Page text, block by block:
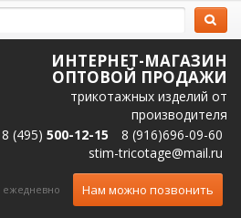
ИНТЕРНЕТ-МАГАЗИН
ОПТОВОЙ ПРОДАЖИ
трикотажных изделий от
производителя
8 (495) 500-12-15
8 (916)696-09-60
stim-tricotage@mail.ru
ежедневно Нам можно позвонить